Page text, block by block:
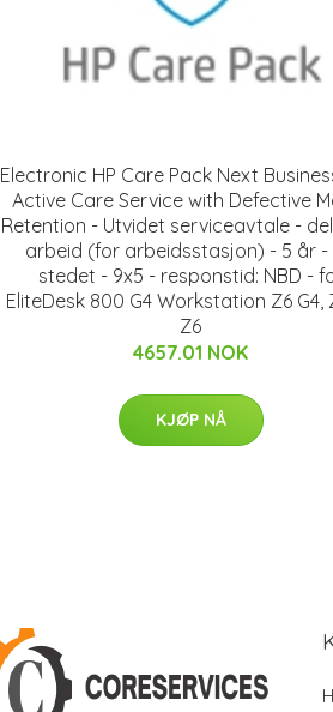
Electronic HP Care Pack Next
Active Care Service with Defective
Retention - Utvidet serviceavtale -
arbeid (for arbeidsstasjon) - 5 år -
stedet - 9x5 - responstid: NBD -
EliteDesk 800 G4 Workstation Z6 G4,
Z6
4657.01 NOK
KJØP NÅ